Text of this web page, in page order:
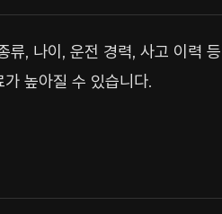
, 나이, 운전 경력, 사고 이력
높아질 수 있습니다.